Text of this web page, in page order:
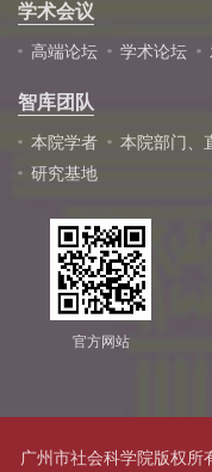
学术会议
高端论坛 学术论坛
智库团队
本院学者 本院部门、
研究基地
官方网站
广州市社会科学院版权所